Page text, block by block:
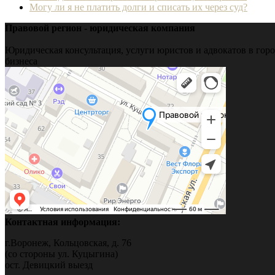
Могу ли я не платить долги и списать их через суд?
Правовой регион - юридическая компания
Юридическая консультация, услуги юристов и адвокатов в
бизнеса
Контактная информация:
г.Воронеж, Кольцовская, д. 76
(со стороны ул. Куцыгина)
ост. Девицкий выезд